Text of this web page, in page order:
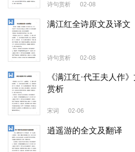
诗句赏析 02-08
满江红全诗原文及译文
诗句赏析 02-08
《满江红·代王夫人作
赏析
宋词 02-06
逍遥游的全文及翻译